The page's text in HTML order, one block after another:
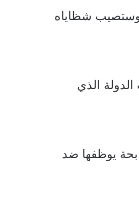
وستصيب شظاياه
الذي
يوظفها ضد